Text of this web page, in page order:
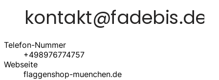
Telefon-Nummer
+498976774757
Webseite
flaggenshop-muenchen.de